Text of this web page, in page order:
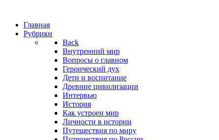
Главная
Рубрики
Back
Внутренний мир
Вопросы о главном
Героический дух
Дети и воспитание
Древние цивилизации
Интервью
История
Как устроен мир
Личности в истории
Путешествия по миру